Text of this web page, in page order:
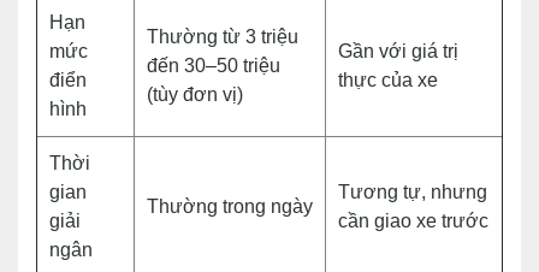
Hạn
mức
điển
hình
Thường từ 3 triệu
đến 30–50 triệu
(tùy đơn vị)
Gần với giá trị
thực của xe
Thời
gian
giải
ngân
Thường trong ngày
Tương tự, nhưng
cần giao xe trước